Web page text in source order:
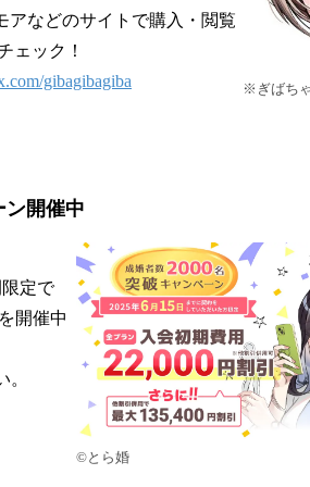
アなどのサイトで購入・閲覧
ェック！
gibagibagiba ※ぎばち
開催中
定で
開催中
©とら婚